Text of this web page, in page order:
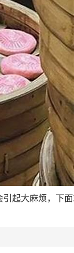
起大麻烦，下